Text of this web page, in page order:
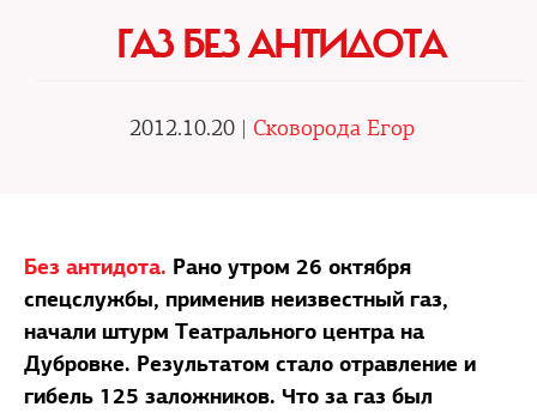
ГАЗ БЕЗ АНТИДОТА
2012.10.20 | Сковорода Егор
Без антидота. Рано утром 26 октября
спецслужбы, применив неизвестный газ,
начали штурм Театрального центра на
Дубровке. Результатом стало отравление и
гибель 125 заложников. Что за газ был